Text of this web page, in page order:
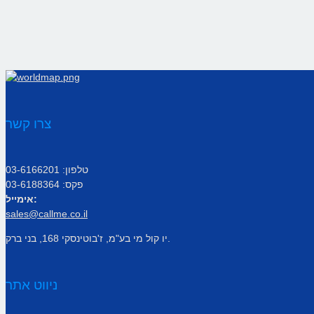
צרו קשר
טלפון: 03-6166201
פקס: 03-6188364
אימייל:
sales@callme.co.il
ניווט אתר